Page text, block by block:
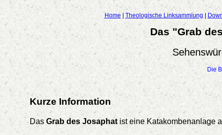
Home| Theologische Linksammlung
Das "Grab
Die
Kurze Information
Das Grab des Josaphatist eine Katakombenanlage